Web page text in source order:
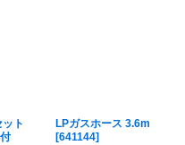
ット
LPガスホース 3.6m
[641144]